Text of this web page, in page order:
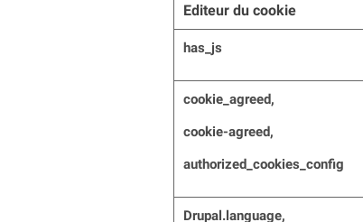
Editeur du cookie
has_js
cookie_agreed,
cookie-agreed,
authorized_cookies_config
Drupal.language,